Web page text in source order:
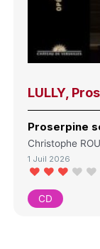
LULLY,
Proserpine
Christophe
1 Juil 2026
CD